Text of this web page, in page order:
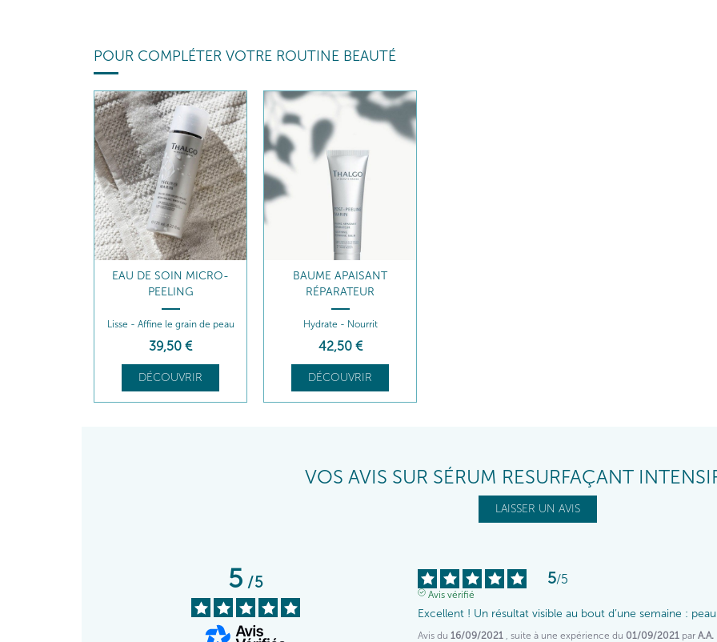
POUR COMPLÉTER VOTRE ROUTINE BEAUTÉ
EAU DE SOIN MICRO-
PEELING
Lisse - Affine le grain de peau
39,50 €
DÉCOUVRIR
BAUME APAISANT
RÉPARATEUR
Hydrate - Nourrit
42,50 €
DÉCOUVRIR
VOS AVIS SUR SÉRUM RESURFAÇANT
LAISSER UN AVIS
5/5 5/5
Avis vérifié
Excellent ! Un résultat visible au bout d’une semaine :
Avis du 16/09/2021 , suite à une expérience du 01/09/2021 parA.A.